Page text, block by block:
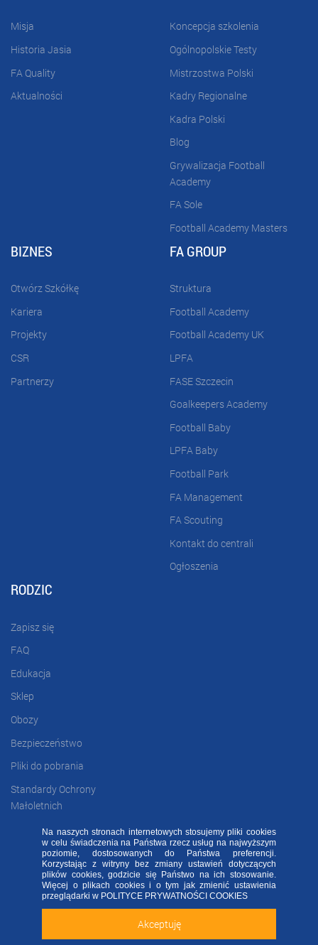
Sprawdź naszą aplikację mobilną FA Group!
Zainstaluj
Misja
Historia Jasia
FA Quality
Aktualności
Koncepcja szkolenia
Ogólnopolskie Testy
Mistrzostwa Polski
Kadry Regionalne
Kadra Polski
Blog
Grywalizacja Football
Academy
FA Sole
Football Academy Masters
BIZNES
Otwórz Szkółkę
Kariera
Projekty
CSR
Partnerzy
FA GROUP
Struktura
Football Academy
Football Academy UK
LPFA
FASE Szczecin
Goalkeepers Academy
Football Baby
LPFA Baby
Football Park
FA Management
FA Scouting
Kontakt do centrali
Ogłoszenia
RODZIC
Zapisz się
FAQ
Edukacja
Sklep
Obozy
Bezpieczeństwo
Pliki do pobrania
Standardy Ochrony
Małoletnich
FOOTBALL ACADEMY
| ul. Kowalska 2, 45-588 Opole
ALL RIGHTS RESERVED - WSZELKIE PRAWA ZASTRZEŻONE
FAQ RODO FA Regulamin
Kontakt
Deklaracja dostępności
Akceptuję
Na naszych stronach internetowych stosujemy pliki cookies
w celu świadczenia na Państwa rzecz usług na najwyższym
poziomie, dostosowanych do Państwa preferencji.
Korzystając z witryny bez zmiany ustawień dotyczących
plików cookies, godzicie się Państwo na ich stosowanie.
Więcej o plikach cookies i o tym jak zmienić ustawienia
przeglądarki w POLITYCE PRYWATNOŚCI COOKIES